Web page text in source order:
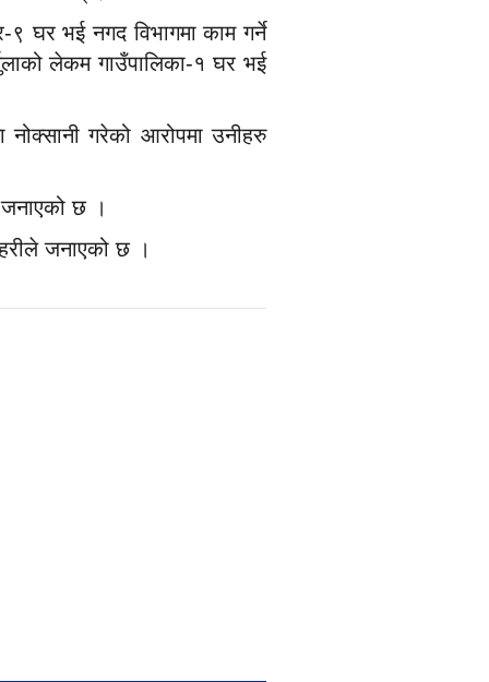
घर भई नगद विभागमा काम गर्ने
लेकम गाउँपालिका-१ घर भई
गरेको आरोपमा उनीहरु
जनाएको छ ।
जनाएको छ ।